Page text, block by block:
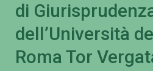
di
dell’Università
Roma Tor